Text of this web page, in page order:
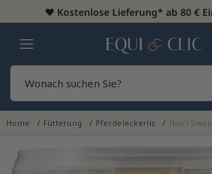
♥️ Kostenlose Lieferung* ab 80 €
Heim
Home Fütterung Pferdeleckerlis Nutri